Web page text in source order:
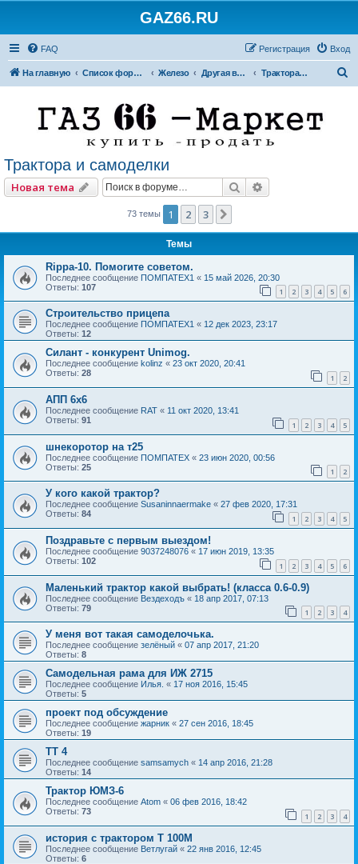
GAZ66.RU
FAQ Вход
Регистрация
На главную Список форумов Железо Другая внедорожная техника Трактора и самоделки
Трактора и самоделки
Новая тема Поиск
73 темы 1 2 3
Темы
Rippa-10. Помогите советом.
Последнее сообщение ПОМПАТЕХ1 « 15 май 2026, 20:30
Ответы: 107 1 2 3 4 5 6
Строительство прицепа
Последнее сообщение ПОМПАТЕХ1 « 12 дек 2023, 23:17
Ответы: 12
Силант - конкурент Unimog.
Последнее сообщение kolinz « 23 окт 2020, 20:41
Ответы: 28 1 2
АПП 6х6
Последнее сообщение RAT « 11 окт 2020, 13:41
Ответы: 91 1 2 3 4 5
шнекоротор на т25
Последнее сообщение ПОМПАТЕХ « 23 июн 2020, 00:56
Ответы: 25 1 2
У кого какой трактор?
Последнее сообщение Susaninnaermake « 27 фев 2020, 17:31
Ответы: 84 1 2 3 4 5
Поздравьте с первым выездом!
Последнее сообщение 9037248076 « 17 июн 2019, 13:35
Ответы: 102 1 2 3 4 5 6
Маленький трактор какой выбрать! (класса 0.6-0.9)
Последнее сообщение Вездеходъ « 18 апр 2017, 07:13
Ответы: 79 1 2 3 4
У меня вот такая самоделочька.
Последнее сообщение зелёный « 07 апр 2017, 21:20
Ответы: 8
Самодельная рама для ИЖ 2715
Последнее сообщение Илья. « 17 ноя 2016, 15:45
Ответы: 5
проект под обсуждение
Последнее сообщение жарник « 27 сен 2016, 18:45
Ответы: 19
ТТ 4
Последнее сообщение samsamych « 14 апр 2016, 21:28
Ответы: 14
Трактор ЮМЗ-6
Последнее сообщение Atom « 06 фев 2016, 18:42
Ответы: 73 1 2 3 4
история с трактором Т 100М
Последнее сообщение Ветлугай « 22 янв 2016, 12:45
Ответы: 6